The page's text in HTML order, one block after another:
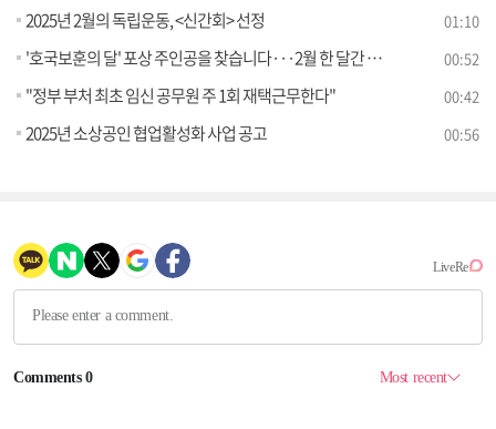
2025년 2월의 독립운동, <신간회> 선정 01:10
'호국보훈의 달' 포상 주인공을 찾습니다···2월 한 달간 신청 접수 00:52
"정부 부처 최초 임신 공무원 주 1회 재택근무한다" 00:42
2025년 소상공인 협업활성화 사업 공고 00:56